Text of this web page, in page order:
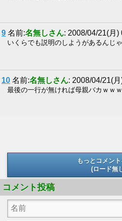
9 名前:名無しさん: 2008/04/21(月)
いくらでも説明のしようがあるんじ
10 名前:名無しさん: 2008/04/21(
最後の一行が無ければ母親バカｗｗ
もっとコメン
(ロード無
コメント投稿